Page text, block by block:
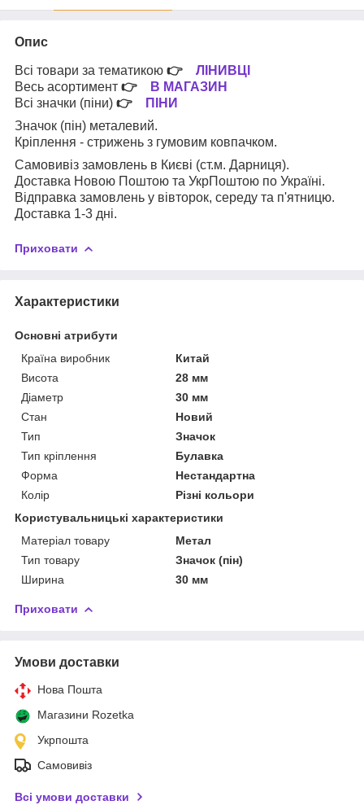
Опис
Всі товари за тематикою 👉 ЛІНИВЦІ
Весь асортимент 👉
В МАГАЗИН
Всі значки (піни) 👉
ПІНИ
Значок (пін) металевий.
Кріплення - стрижень з гумовим ковпачком.
Самовивіз замовлень в Києві (ст.м. Дарниця).
Доставка Новою Поштою та УкрПоштою по Україні.
Відправка замовлень у вівторок, середу та п'ятницю.
Доставка 1-3 дні.
Приховати
Характеристики
Основні атрибути
Країна виробник
Китай
Висота
28 мм
Діаметр
30 мм
Стан
Новий
Тип
Значок
Тип кріплення
Булавка
Форма
Нестандартна
Колір
Різні кольори
Користувальницькі характеристики
Матеріал товару
Метал
Тип товару
Значок (пін)
Ширина
30 мм
Приховати
Умови доставки
Нова Пошта
Магазини Rozetka
Укрпошта
Самовивіз
Всі умови доставки